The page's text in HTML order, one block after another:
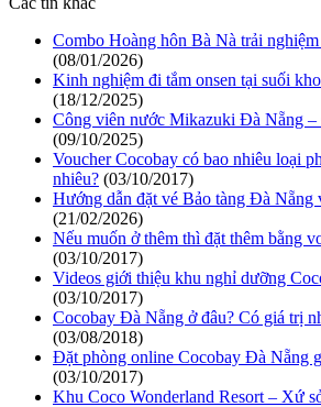
Combo Hoàng hôn Bà Nà trải
(08/01/2026)
Kinh nghiệm đi tắm onsen tại suối
(18/12/2025)
Công viên nước Mikazuki Đà Nẵng –
(09/10/2025)
Voucher Cocobay có bao nhiêu loại
nhiêu? (03/10/2017)
Hướng dẫn đặt vé Bảo tàng Đà Nẵng
(21/02/2026)
Nếu muốn ở thêm thì đặt thêm bằng
(03/10/2017)
Videos giới thiệu khu nghỉ dưỡng
(03/10/2017)
Cocobay Đà Nẵng ở đâu? Có giá trị
(03/08/2018)
Đặt phòng online Cocobay Đà Nẵng
(03/10/2017)
Khu Coco Wonderland Resort – Xứ